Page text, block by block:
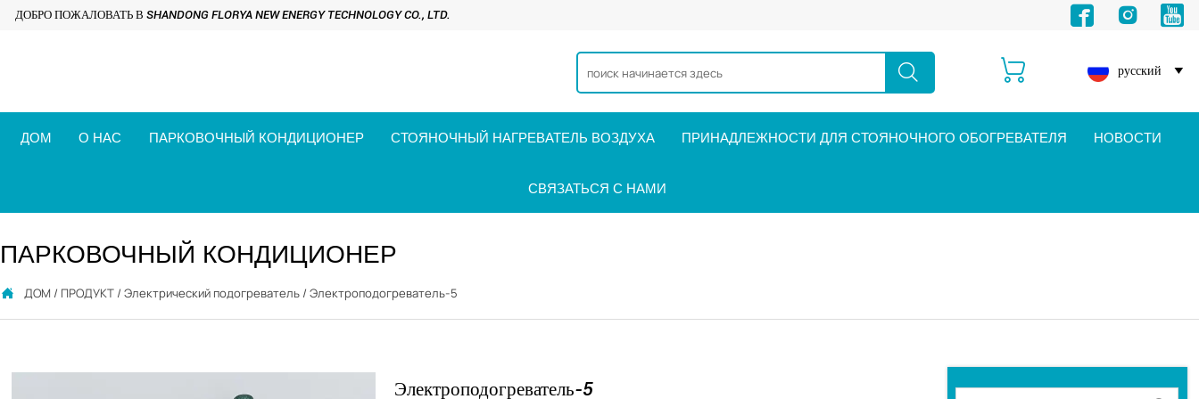
ДОБРО ПОЖАЛОВАТЬ В SHANDONG FLORYA NEW ENERGY TECHNOLOGY CO., LTD.   
  русский 
ДОМ О НАС ПАРКОВОЧНЫЙ КОНДИЦИОНЕР СТОЯНОЧНЫЙ НАГРЕВАТЕЛЬ ВОЗДУХА ПРИНАДЛЕЖНОСТИ ДЛЯ СТОЯНОЧНОГО ОБОГРЕВАТЕЛЯ НОВОСТИ
СВЯЗАТЬСЯ С НАМИ
ПАРКОВОЧНЫЙ КОНДИЦИОНЕР
 ДОМ / ПРОДУКТ/ Электрический подогреватель/ Электроподогреватель-5
Электроподогреватель-5